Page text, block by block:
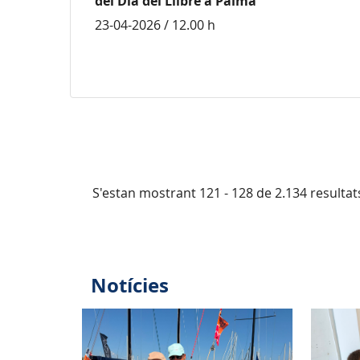
23-04-2026 / 12.00 h
S'estan mostrant 121 - 128 de 2.134
Notícies